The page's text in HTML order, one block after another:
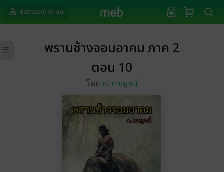
ล็อกอินเข้าระบบ
พรานช้างจอมอาคม ภาค 2
ตอน 10
โดย ก. กาญจน์